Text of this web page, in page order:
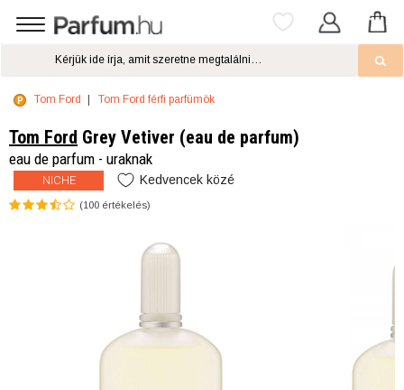
Tom Ford Tom Ford férfi parfümök
Tom Ford Grey Vetiver (eau de parfum)
eau de parfum - uraknak
NICHE Kedvencek közé
(100 értékelés)